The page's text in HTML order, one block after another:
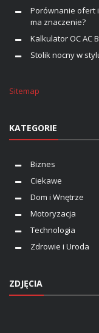
Porównanie ofert
ma znaczenie?
Kalkulator OC AC
Stolik nocny w
Sitemap
KATEGORIE
Biznes
Ciekawe
Dom i Wnętrze
Motoryzacja
Technologia
Zdrowie i Uroda
ZDJĘCIA